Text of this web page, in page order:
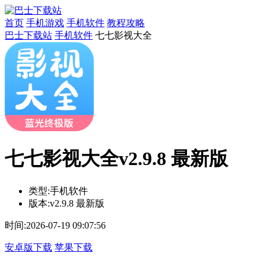
首页 手机游戏 手机软件 教程攻略
巴士下载站 手机软件 七七影视大全
七七影视大全v2.9.8 最新版
类型:手机软件
版本:v2.9.8 最新版
时间:2026-07-19 09:07:56
安卓版下载 苹果下载